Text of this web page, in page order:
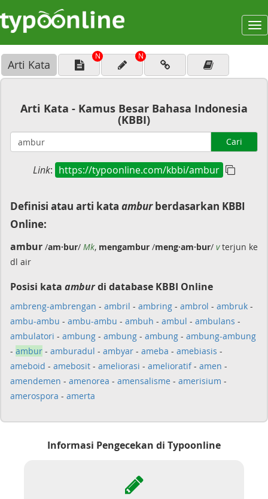
Arti Kata
N N
Arti Kata - Kamus Besar Bahasa Indonesia
(KBBI)
Cari
Link: https://typoonline.com/kbbi/ambur
Definisi atau arti kata amburberdasarkan KBBI
Online:
ambur /am·bur/ Mk, mengambur /meng·am·bur/ vterjun ke
dl air
Posisi kata amburdi database KBBI Online
ambreng-ambrengan - ambril - ambring - ambrol - ambruk -
ambu-ambu - ambu-ambu - ambuh - ambul - ambulans -
ambulatori - ambung - ambung - ambung - ambung-ambung
- ambur - amburadul - ambyar - ameba - amebiasis -
ameboid - amebosit - ameliorasi - amelioratif- amen -
amendemen - amenorea - amensalisme - amerisium -
amerospora - amerta
Informasi Pengecekan di Typoonline